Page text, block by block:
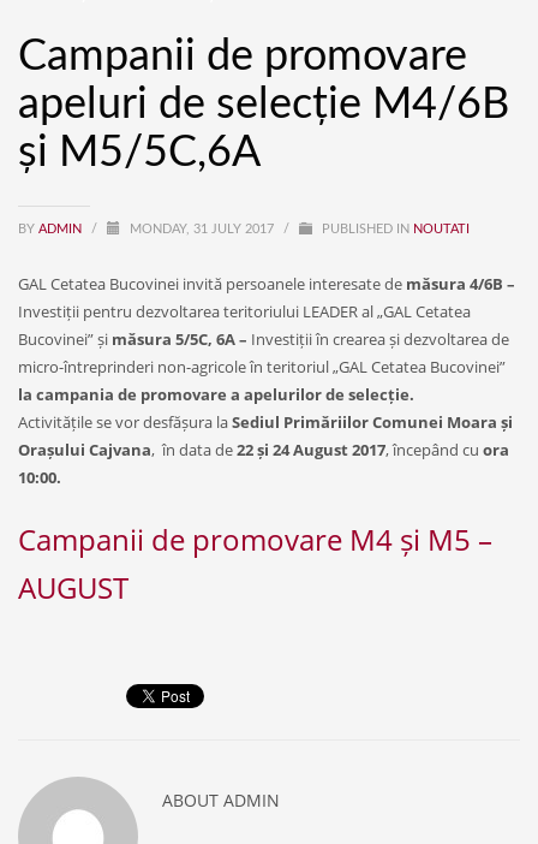
Campanii de promovare
apeluri de selecție M4/6B
și M5/5C,6A
BY ADMIN / MONDAY, 31 JULY 2017 / PUBLISHED IN NOUTATI
GAL Cetatea Bucovinei invită persoanele interesate de măsura 4/6B –
Investiții pentru dezvoltarea teritoriului LEADER al „GAL Cetatea
Bucovinei” și măsura 5/5C, 6A – Investiții în crearea și dezvoltarea de
micro-întreprinderi non-agricole în teritoriul „GAL Cetatea Bucovinei”
la campania de promovare a apelurilor de selecție.
Activitățile se vor desfășura laSediul Primăriilor Comunei Moara și
Orașului Cajvana, în data de22 și 24 August 2017, începând cu ora
10:00.
Campanii de promovare M4 și M5 –
AUGUST
ABOUT ADMIN